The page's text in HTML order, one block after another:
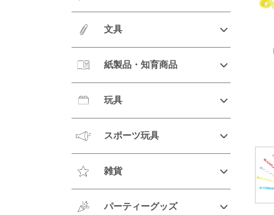
文具
紙製品・知育商品
玩具
スポーツ玩具
雑貨
パーティーグッズ